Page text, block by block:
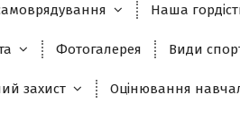
Наша
Фотогалерея Види
захист Оцінювання